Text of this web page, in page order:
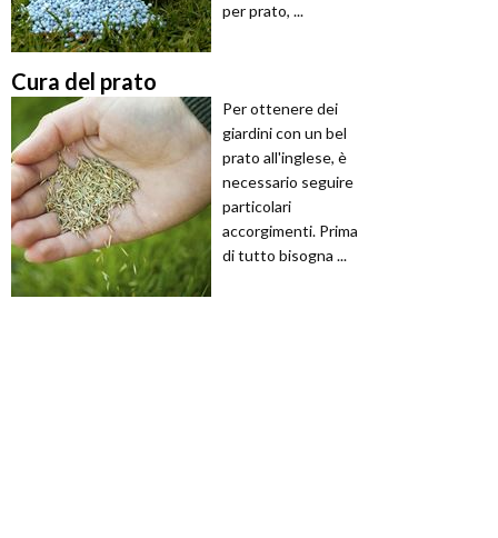
per prato, ...
Cura del prato
Per ottenere dei
giardini con un bel
prato all'inglese, è
necessario seguire
particolari
accorgimenti. Prima
di tutto bisogna ...